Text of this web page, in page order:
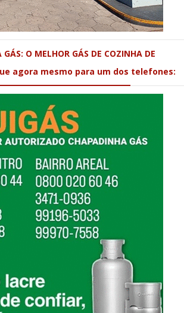
O MELHOR GÁS DE COZINHA DE
agora mesmo para um dos telefones: